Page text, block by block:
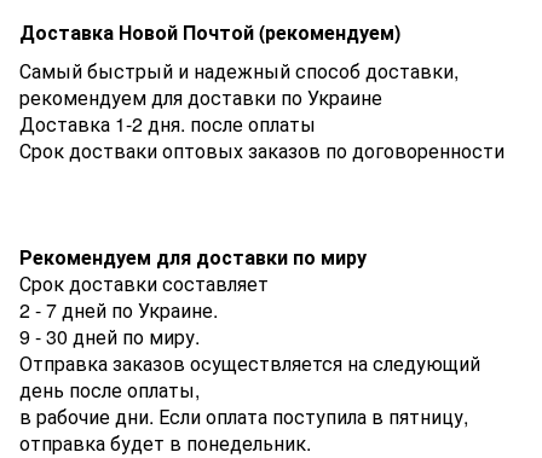
Доставка Новой Почтой (рекомендуем)
Самый быстрый и надежный способ доставки,
рекомендуем для доставки по Украине
Доставка 1-2 дня. после оплаты
Срок достваки оптовых заказов по договоренности
Рекомендуем для доставки по миру
Срок доставки составляет
2 - 7 дней по Украине.
9 - 30 дней по миру.
Отправка заказов осуществляется на следующий
день после оплаты,
в рабочие дни. Если оплата поступила в пятницу,
отправка будет в понедельник.